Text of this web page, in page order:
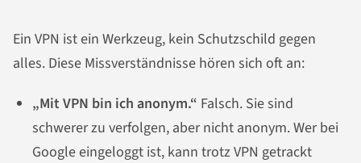
Ein VPN ist ein Werkzeug, kein Schutzschild gegen
alles. Diese Missverständnisse hören sich oft an:
„Mit VPN bin ich anonym.“ Falsch. Sie sind
schwerer zu verfolgen, aber nicht anonym. Wer bei
Google eingeloggt ist, kann trotz VPN getrackt